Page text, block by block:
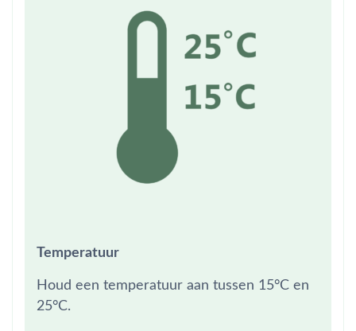
Temperatuur
Houd een temperatuur aan tussen 15°C en
25°C.